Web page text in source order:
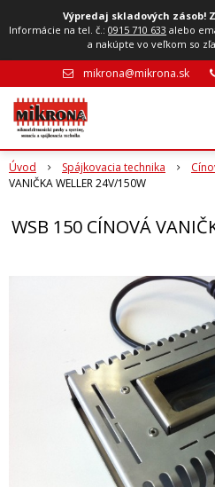
Výpredaj skladových zásob!
Informácie na tel. č.:0915 710 633 alebo
a nakúpte vo veľkom so
mikrona@mikrona.sk
Úvod Spájkovacia technika
VANIČKA WELLER 24V/150W
WSB 150 CÍNOVÁ